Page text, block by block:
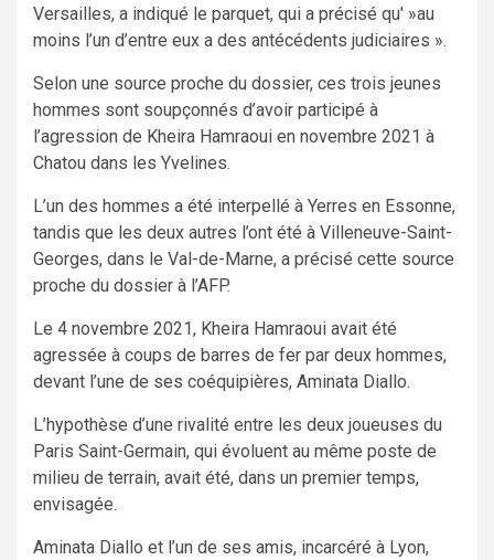
Versailles, a indiqué le parquet, qui a précisé qu' »au
moins l’un d’entre eux a des antécédents judiciaires ».
Selon une source proche du dossier, ces trois jeunes
hommes sont soupçonnés d’avoir participé à
l’agression de Kheira Hamraoui en novembre 2021 à
Chatou dans les Yvelines.
L’un des hommes a été interpellé à Yerres en Essonne,
tandis que les deux autres l’ont été à Villeneuve-Saint-
Georges, dans le Val-de-Marne, a précisé cette source
proche du dossier à l’AFP.
Le 4 novembre 2021, Kheira Hamraoui avait été
agressée à coups de barres de fer par deux hommes,
devant l’une de ses coéquipières, Aminata Diallo.
L’hypothèse d’une rivalité entre les deux joueuses du
Paris Saint-Germain, qui évoluent au même poste de
milieu de terrain, avait été, dans un premier temps,
envisagée.
Aminata Diallo et l’un de ses amis, incarcéré à Lyon,